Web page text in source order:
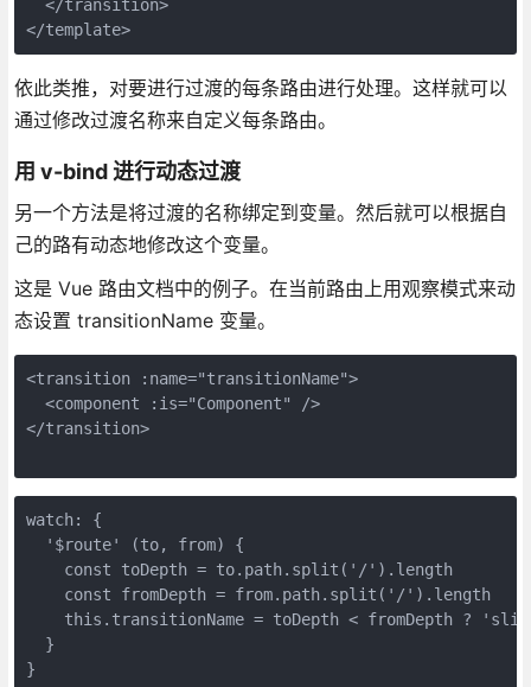
  </transition>
</template>
依此类推，对要进行过渡的每条路由进行处理。这样就可以
通过修改过渡名称来自定义每条路由。
用 v-bind 进行动态过渡
另一个方法是将过渡的名称绑定到变量。然后就可以根据自
己的路有动态地修改这个变量。
这是 Vue 路由文档中的例子。在当前路由上用观察模式来动
态设置 transitionName 变量。
<transition :name="transitionName">
  <component :is="Component" />
</transition>
watch: {
  '$route' (to, from) {
    const toDepth = to.path.split('/').length
    const fromDepth = from.path.split('/').length
this.transitionName = toDepth < fromDepth ?
  }
}